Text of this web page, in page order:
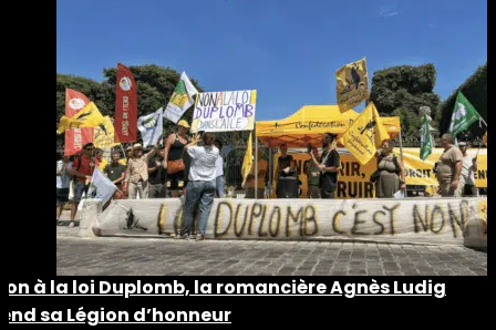
à la loi Duplomb, la romancière Agnès Ludig
sa Légion d’honneur